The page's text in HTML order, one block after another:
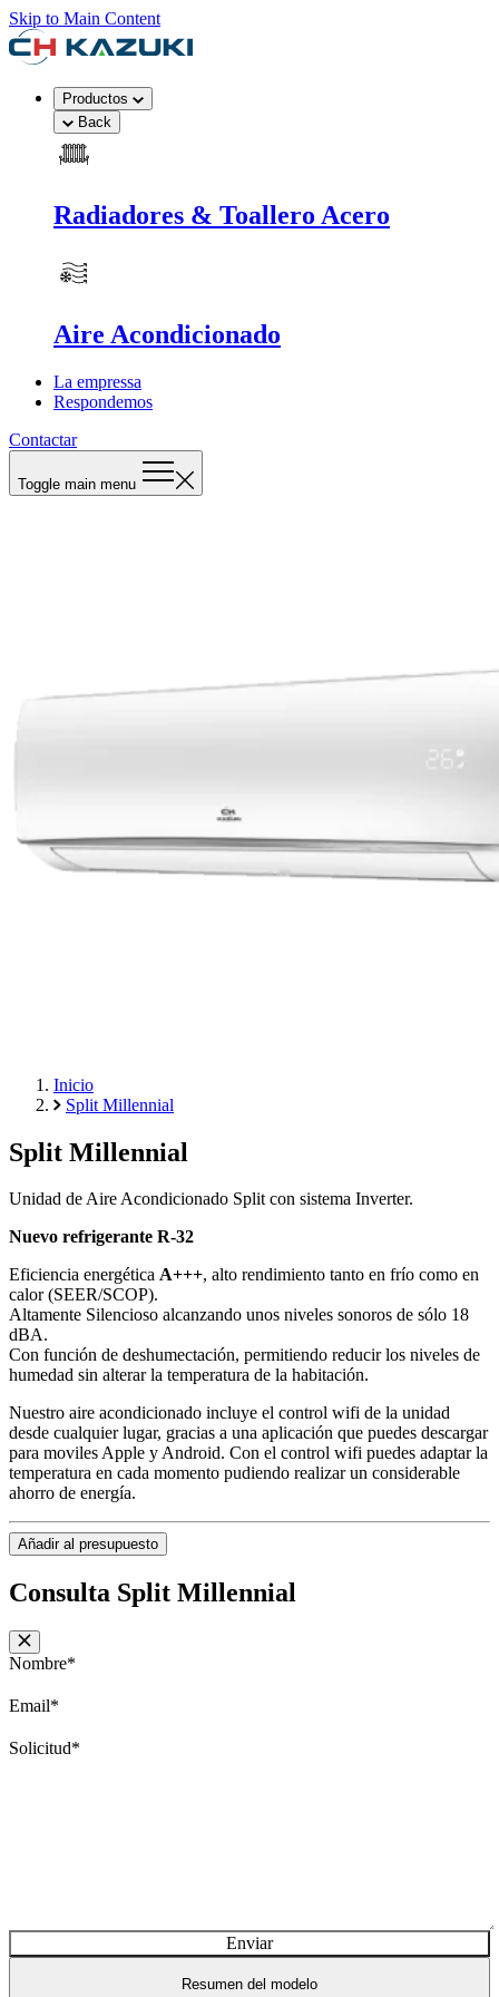
Skip to Main Content
Productos
Back
Radiadores & Toallero Acero
Aire Acondicionado
La empressa
Respondemos
Contactar
Toggle main menu
Inicio
Split Millennial
Split Millennial
Unidad de Aire Acondicionado Split con sistema Inverter.
Nuevo refrigerante R-32
Eficiencia energética A+++, alto rendimiento tanto en frío como en
calor (SEER/SCOP).
Altamente Silencioso alcanzando unos niveles sonoros de sólo 18
dBA.
Con función de deshumectación, permitiendo reducir los niveles de
humedad sin alterar la temperatura de la habitación.
Nuestro aire acondicionado incluye el control wifi de la unidad
desde cualquier lugar, gracias a una aplicación que puedes descargar
para moviles Apple y Android. Con el control wifi puedes adaptar la
temperatura en cada momento pudiendo realizar un considerable
ahorro de energía.
Añadir al presupuesto
Consulta Split Millennial
Nombre*
Email*
Solicitud*
Enviar
Resumen del modelo